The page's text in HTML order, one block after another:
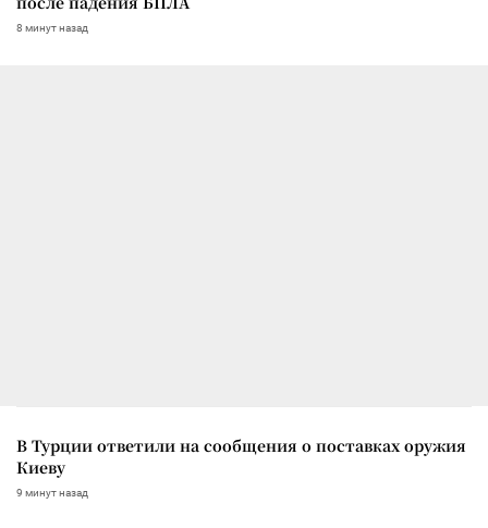
8 минут назад
В Турции ответили на сообщения о поставках оружия
Киеву
9 минут назад